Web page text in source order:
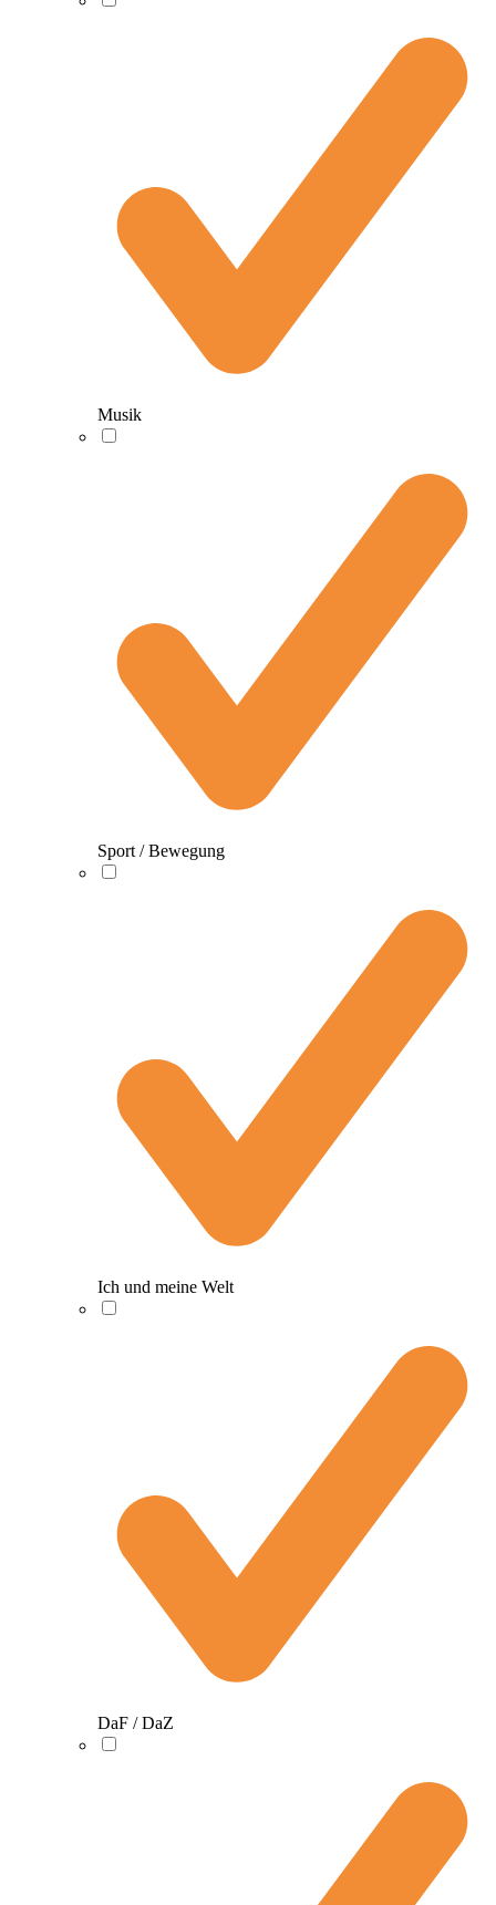
Musik
Sport / Bewegung
Ich und meine Welt
DaF / DaZ